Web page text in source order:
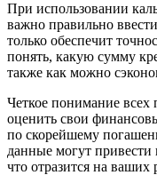
При использовании
важно правильно
только обеспечит
понять, какую сумму
также как можно
Четкое понимание всех
оценить свои
по скорейшему
данные могут привести
что отразится на ваших